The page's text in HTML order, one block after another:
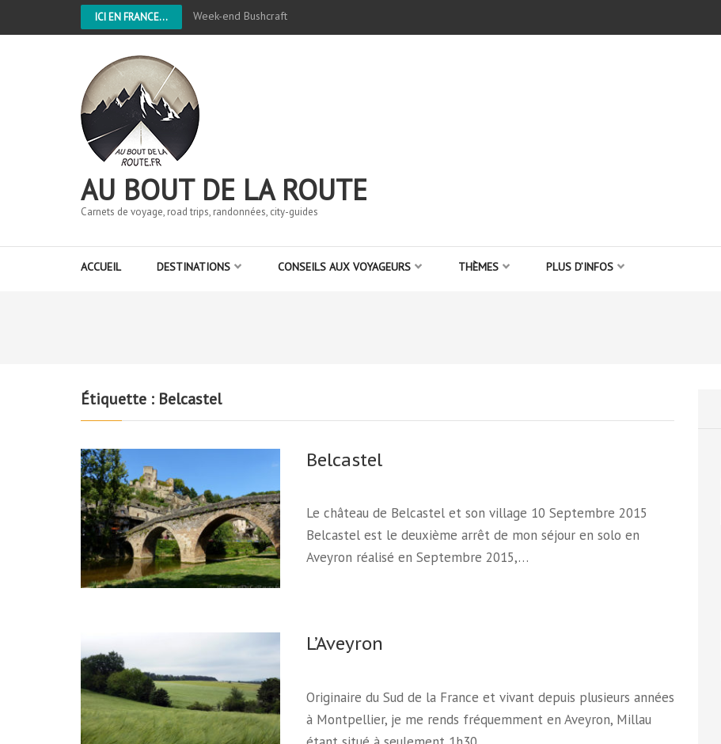
ICI EN FRANCE... Week-end Bushcraft
AU BOUT DE LA ROUTE
Carnets de voyage, road trips, randonnées, city-guides
ACCUEIL DESTINATIONS CONSEILS AUX VOYAGEURS THÈMES PLUS D’INFOS
Étiquette : Belcastel
Belcastel
Le château de Belcastel et son village 10 Septembre 2015
Belcastel est le deuxième arrêt de mon séjour en solo en
Aveyron réalisé en Septembre 2015,…
L’Aveyron
Originaire du Sud de la France et vivant depuis plusieurs années
à Montpellier, je me rends fréquemment en Aveyron, Millau